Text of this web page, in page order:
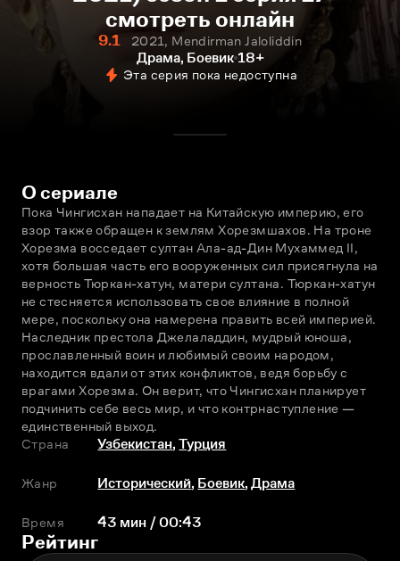
смотреть онлайн
9.1
2021, Mendirman Jaloliddin
Драма, Боевик 18+
Эта серия пока недоступна
О сериале
Пока Чингисхан нападает на Китайскую империю, его
взор также обращен к землям Хорезмшахов. На троне
Хорезма восседает султан Ала-ад-Дин Мухаммед II,
хотя большая часть его вооруженных сил присягнула на
верность Тюркан-хатун, матери султана. Тюркан-хатун
не стесняется использовать свое влияние в полной
мере, поскольку она намерена править всей империей.
Наследник престола Джелаладдин, мудрый юноша,
прославленный воин и любимый своим народом,
находится вдали от этих конфликтов, ведя борьбу с
врагами Хорезма. Он верит, что Чингисхан планирует
подчинить себе весь мир, и что контрнаступление —
единственный выход.
Страна
Узбекистан,Турция
Жанр Исторический, Боевик,Драма
Время 43 мин / 00:43
Рейтинг